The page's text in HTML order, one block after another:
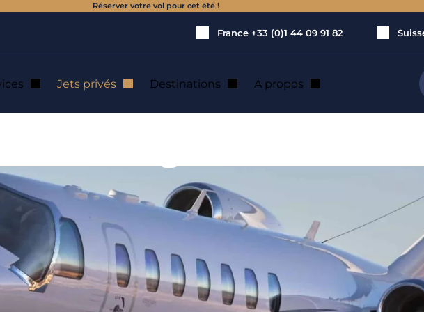
Réserver votre vol pour cet été !
France +33 (0)1 44 09 91 82
Jets privés Destinations A propos